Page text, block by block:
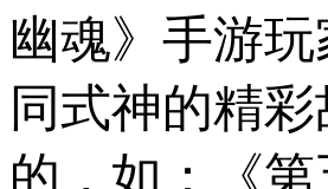
幽魂》手游
同式神的精
的，如：《